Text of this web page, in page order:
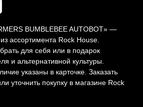
BUMBLEBEE AUTOBOT» —
ассортимента Rock House.
для себя или в подарок
и альтернативной культуры.
указаны в карточке. Заказать
уточнить покупку в магазине Rock